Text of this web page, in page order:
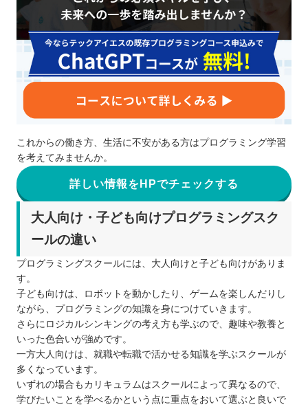
これからの働き方、生活に不安がある方はプログラミング学習
を考えてみませんか。
詳しい情報をHPでチェックする
大人向け・子ども向けプログラミングスク
ールの違い
プログラミングスクールには、大人向けと子ども向けがありま
す。
子ども向けは、ロボットを動かしたり、ゲームを楽しんだりし
ながら、プログラミングの知識を身につけていきます。
さらにロジカルシンキングの考え方も学ぶので、趣味や教養と
いった色合いが強めです。
一方大人向けは、就職や転職で活かせる知識を学ぶスクールが
多くなっています。
いずれの場合もカリキュラムはスクールによって異なるので、
学びたいことを学べるかという点に重点をおいて選ぶと良いで